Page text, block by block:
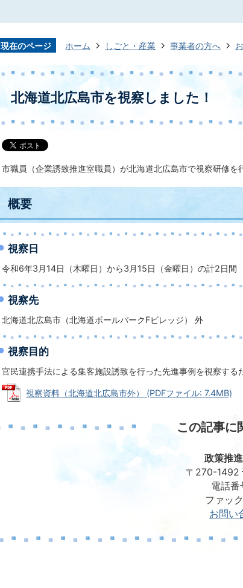
現在のページ ホーム しごと・産業 事業者の方へ
北海道北広島市を視察しました！
市職員（企業誘致推進室職員）が北海道北広島市で視察研修
概要
視察日
令和6年3月14日（木曜日）から3月15日（金曜日）の計2日間
視察先
北海道北広島市（北海道ボールパークFビレッジ） 外
視察目的
官民連携手法による集客施設誘致を行った先進事例を視察する
視察資料（北海道北広島市外） (PDFファイル: 7.4MB)
この記事に
政策推
〒270-1492
電話
ファッ
お問い